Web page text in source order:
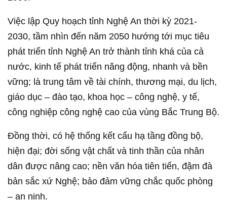
Việc lập Quy hoạch tỉnh Nghệ An thời kỳ 2021-
2030, tầm nhìn đến năm 2050 hướng tới mục tiêu
phát triển tỉnh Nghệ An trở thành tỉnh khá của cả
nước, kinh tế phát triển năng động, nhanh và bền
vững; là trung tâm về tài chính, thương mại, du lịch,
giáo dục – đào tạo, khoa học – công nghệ, y tế,
công nghiệp công nghệ cao của vùng Bắc Trung Bộ.
Đồng thời, có hệ thống kết cấu hạ tầng đồng bộ,
hiện đại; đời sống vật chất và tinh thần của nhân
dân được nâng cao; nền văn hóa tiên tiến, đậm đà
bản sắc xứ Nghệ; bảo đảm vững chắc quốc phòng
– an ninh.